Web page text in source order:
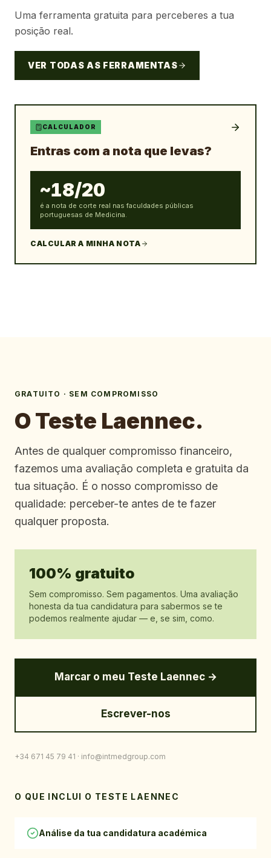
Uma ferramenta gratuita para perceberes a tua
posição real.
VER TODAS AS FERRAMENTAS
CALCULADOR
Entras com a nota que levas?
~18/20
é a nota de corte real nas faculdades públicas
portuguesas de Medicina.
CALCULAR A MINHA NOTA
GRATUITO · SEM COMPROMISSO
O Teste Laennec.
Antes de qualquer compromisso financeiro,
fazemos uma avaliação completa e gratuita da
tua situação. É o nosso compromisso de
qualidade: perceber-te antes de te fazer
qualquer proposta.
100% gratuito
Sem compromisso. Sem pagamentos. Uma avaliação
honesta da tua candidatura para sabermos se te
podemos realmente ajudar — e, se sim, como.
Marcar o meu Teste Laennec →
Escrever-nos
+34 671 45 79 41 · info@intmedgroup.com
O QUE INCLUI O TESTE LAENNEC
Análise da tua candidatura académica